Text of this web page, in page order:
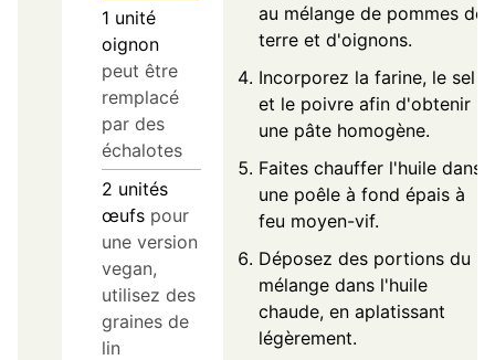
1 unité
oignon
peut être
remplacé
par des
échalotes
2 unités
œufs pour
une version
vegan,
utilisez des
graines de
lin
au mélange de pommes de
terre et d'oignons.
Incorporez la farine, le sel
et le poivre afin d'obtenir
une pâte homogène.
Faites chauffer l'huile dans
une poêle à fond épais à
feu moyen-vif.
Déposez des portions du
mélange dans l'huile
chaude, en aplatissant
légèrement.